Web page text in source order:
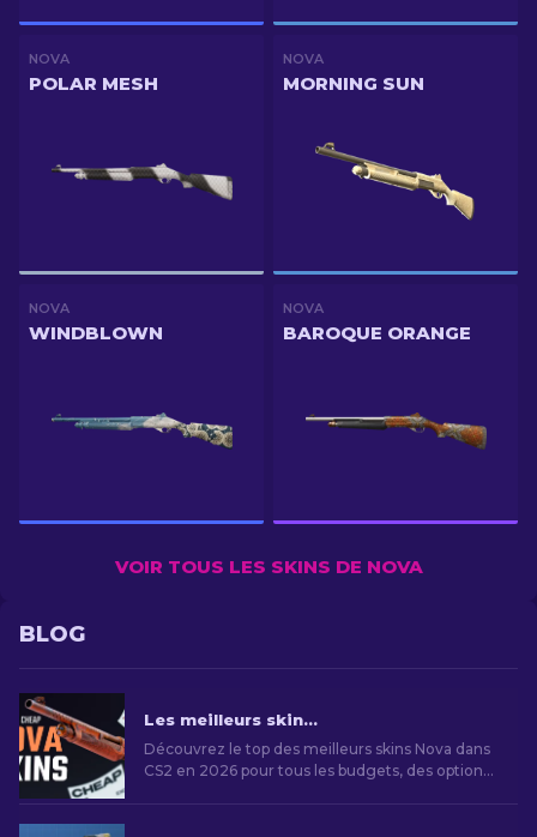
NOVA
POLAR MESH
NOVA
MORNING SUN
NOVA
WINDBLOWN
NOVA
BAROQUE ORANGE
VOIR TOUS LES SKINS DE NOVA
BLOG
Les meilleurs skins de Nova dans CS2 pour tous les budgets [2026]
Découvrez le top des meilleurs skins Nova dans
CS2 en 2026 pour tous les budgets, des options